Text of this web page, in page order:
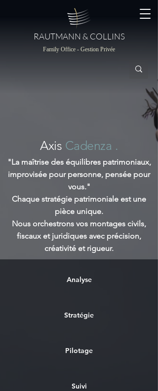
RAUTMANN & COLLINS
Family Office - Gestion Privée
Axis Cadenza .
"La maîtrise des équilibres patrimoniaux,
improvisée pour personne, pensée pour
vous."
Chaque stratégie patrimoniale est une
pièce unique.
Nous orchestrons vos montages civils,
fiscaux et juridiques avec précision,
créativité et rigueur.
Analyse
Stratégie
Pilotage
Suivi